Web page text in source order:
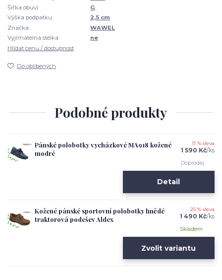
Šířka obuvi:
G
Výška podpatku:
2,5 cm
Značka:
WAWEL
Vyjímatelná stélka:
ne
Hlídat cenu / dostupnost
Do oblíbených
Podobné produkty
Pánské polobotky vycházkové MA918 kožené
modré
11 % sleva
1 590 Kč/ks
Doprodej
Detail
Kožené pánské sportovní polobotky hnědé
traktorová podešev Aldex
25 % sleva
1 490 Kč/ks
Skladem
Zvolit variantu